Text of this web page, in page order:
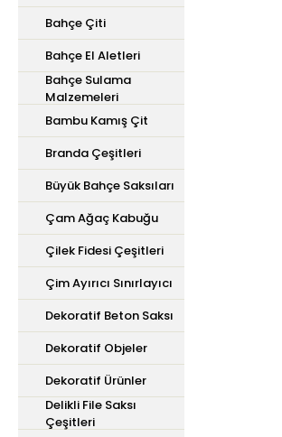
Bahçe Çiti
Bahçe El Aletleri
Bahçe Sulama
Malzemeleri
Bambu Kamış Çit
Branda Çeşitleri
Büyük Bahçe Saksıları
Çam Ağaç Kabuğu
Çilek Fidesi Çeşitleri
Çim Ayırıcı Sınırlayıcı
Dekoratif Beton Saksı
Dekoratif Objeler
Dekoratif Ürünler
Delikli File Saksı
Çeşitleri